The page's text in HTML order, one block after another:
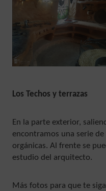
Los Techos y terrazas
En la parte exterior,
encontramos una serie
orgánicas. Al frente se
estudio del arquitecto.
Más fotos para que te